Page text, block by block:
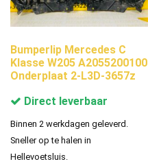
Bumperlip Mercedes C
Klasse W205 A2055200100
Onderplaat 2-L3D-3657z
Direct leverbaar
Binnen 2 werkdagen geleverd.
Sneller op te halen in
Hellevoetsluis.